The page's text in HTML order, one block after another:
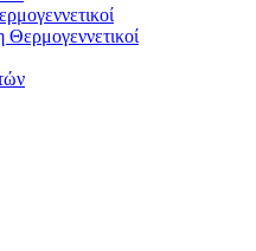
Θερμογεννετικοί